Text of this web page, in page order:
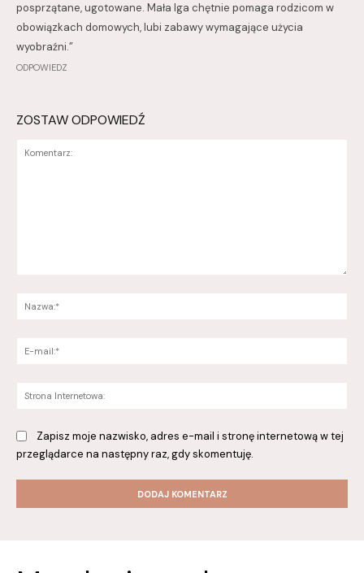
posprzątane, ugotowane. Mała Iga chętnie pomaga rodzicom w
obowiązkach domow y ch, lubi zabawy wymagające użycia
wyobraźni.”
ODPOWIEDZ
ZOSTAW ODPOWIEDŹ
Zapisz moje nazwisko, adres e-mail i stronę internetową w tej
przeglądarce na następny raz, gdy skomentuję.